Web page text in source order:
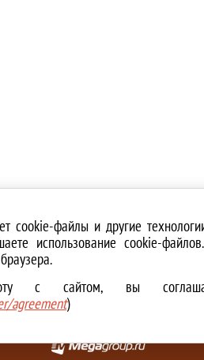
cookie-файлы и другие
использование cookie-
с сайтом, вы
agreement)